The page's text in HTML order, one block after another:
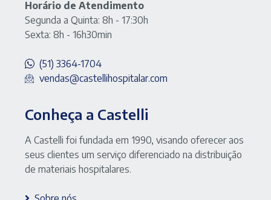
Horário de Atendimento
Segunda a Quinta: 8h - 17:30h
Sexta: 8h - 16h30min
(51) 3364-1704
vendas@castellihospitalar.com
Conheça a Castelli
A Castelli foi fundada em 1990, visando oferecer aos
seus clientes um serviço diferenciado na distribuição
de materiais hospitalares.